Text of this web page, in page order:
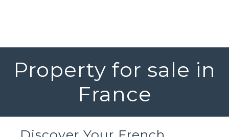
Property for sale in
France